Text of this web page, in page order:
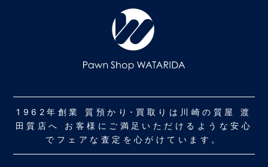
1962年創業 質預かり･買取りは川崎の質屋 渡
田質店へ お客様にご満足いただけるような安心
でフェアな査定を心がけています。